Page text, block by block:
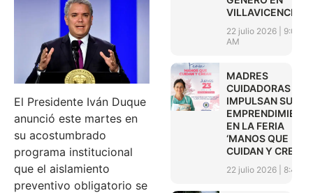
El Presidente Iván Duque
anunció este martes en
su acostumbrado
programa institucional
que el aislamiento
preventivo obligatorio se
VILLAVICENCIO
22 julio 2026
9:01
AM
MADRES
CUIDADORAS
IMPULSAN SUS
EN LA FERIA
‘MANOS QUE
CUIDAN Y CREAN’
22 julio 2026 8:45